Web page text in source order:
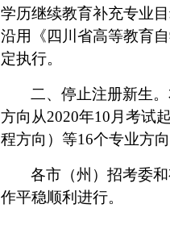
学历继续教育补充专业
沿用《四川省高等教育
定执行。
二、停止注册新生
方向从2020年10月考试
程方向）等16个专业方
各市（州）招考委
作平稳顺利进行。